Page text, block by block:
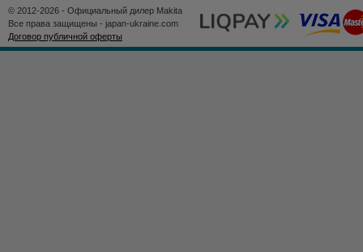
© 2012-2026 - Официальный дилер Makita
Все права защищены - japan-ukraine.com
Договор публичной оферты